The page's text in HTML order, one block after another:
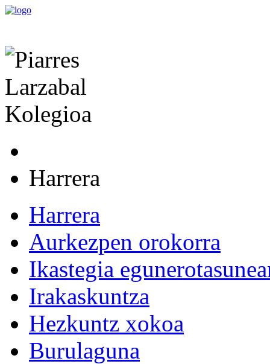
Harrera
Harrera
Aurkezpen orokorra
Ikastegia
Irakaskuntza
Hezkuntz xokoa
Burulaguna